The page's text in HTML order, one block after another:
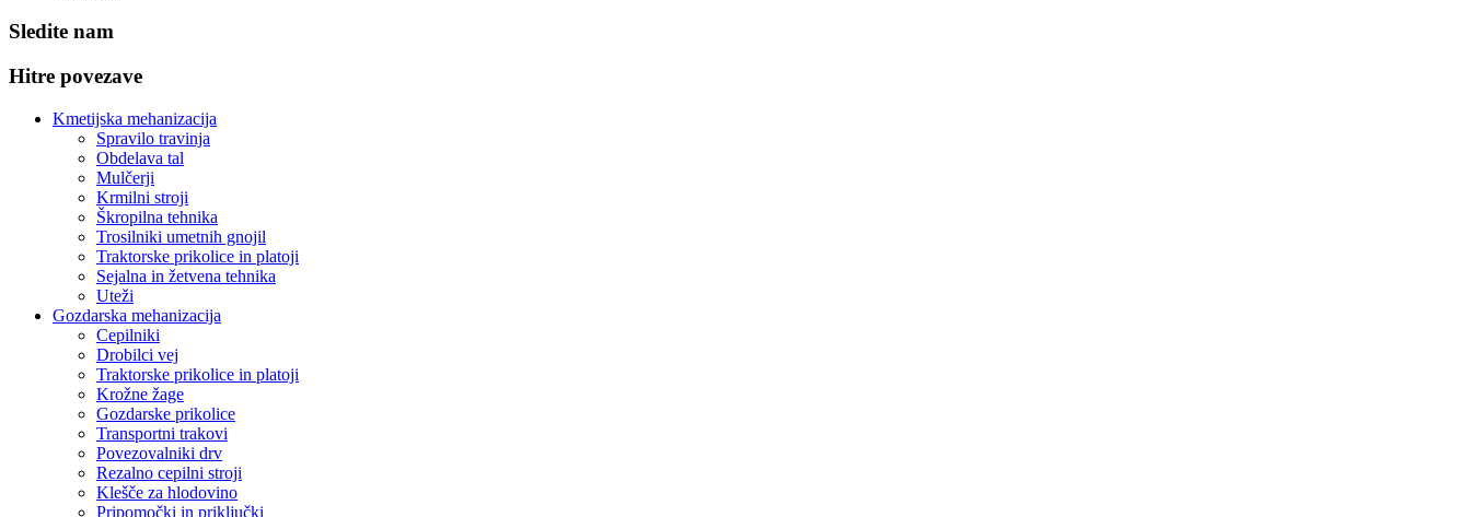
Sledite nam
Hitre povezave
Kmetijska mehanizacija
Spravilo travinja
Obdelava tal
Mulčerji
Krmilni stroji
Škropilna tehnika
Trosilniki umetnih gnojil
Traktorske prikolice in platoji
Sejalna in žetvena tehnika
Uteži
Gozdarska mehanizacija
Cepilniki
Drobilci vej
Traktorske prikolice in platoji
Krožne žage
Gozdarske prikolice
Transportni trakovi
Povezovalniki drv
Rezalno cepilni stroji
Klešče za hlodovino
Pripomočki in priključki